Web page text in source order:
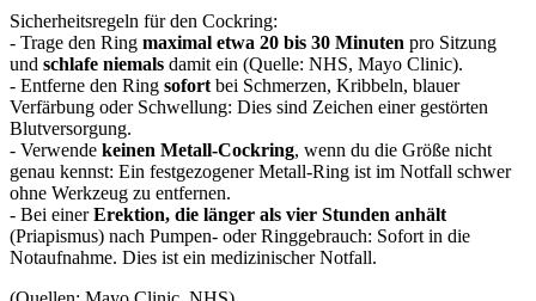
Sicherheitsregeln für den Cockring:
- Trage den Ring maximal etwa 20 bis 30 Minuten pro Sitzung
und schlafe niemals damit ein (Quelle: NHS, Mayo Clinic).
- Entferne den Ring sofort bei Schmerzen, Kribbeln, blauer
Verfärbung oder Schwellung: Dies sind Zeichen einer gestörten
Blutversorgung.
- Verwende keinen Metall-Cockring, wenn du die Größe nicht
genau kennst: Ein festgezogener Metall-Ring ist im Notfall schwer
ohne Werkzeug zu entfernen.
- Bei einerErektion, die länger als vier Stunden anhält
(Priapismus) nach Pumpen- oder Ringgebrauch: Sofort in die
Notaufnahme. Dies ist ein medizinischer Notfall.